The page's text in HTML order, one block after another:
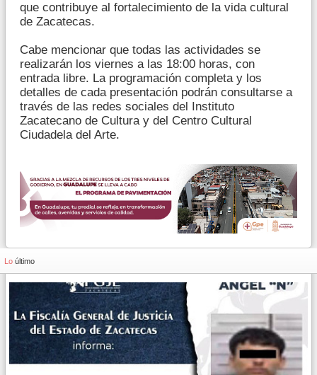
que contribuye al fortalecimiento de la vida cultural
de Zacatecas.
Cabe mencionar que todas las actividades se
realizarán los viernes a las 18:00 horas, con
entrada libre. La programación completa y los
detalles de cada presentación podrán consultarse a
través de las redes sociales del Instituto
Zacatecano de Cultura y del Centro Cultural
Ciudadela del Arte.
Lo último